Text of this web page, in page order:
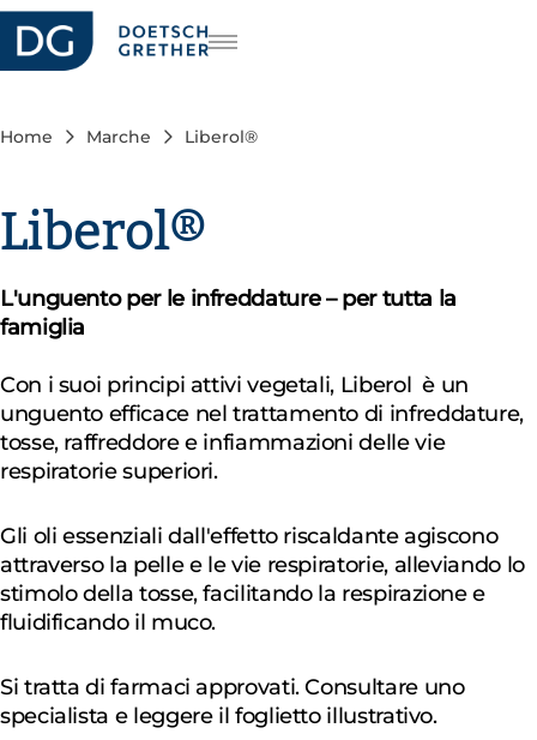
FR
Home Marche Liberol®
Liberol®
L'unguento per le infreddature – per tutta la
famiglia
Con i suoi principi attivi vegetali, Liberol è un
unguento efficace nel trattamento di infreddature,
tosse, raffreddore e infiammazioni delle vie
respiratorie superiori.
Gli oli essenziali dall'effetto riscaldante agiscono
attraverso la pelle e le vie respiratorie, alleviando lo
stimolo della tosse, facilitando la respirazione e
fluidificando il muco.
Si tratta di farmaci approvati. Consultare uno
specialista e leggere il foglietto illustrativo.